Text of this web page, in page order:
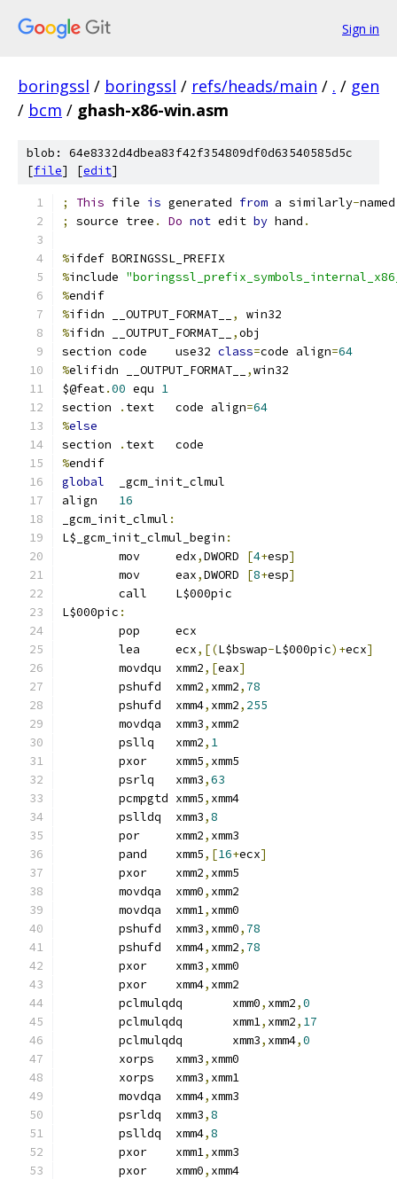
Sign in
boringssl / boringssl / refs/heads/main / . / gen
/ bcm / ghash-x86-win.asm
blob: 64e8332d4dbea83f42f354809df0d63540585d5c
[file] [edit]
; This file is generated from a similarly-
;
source tree . Do not edit by hand .
%ifdef BORINGSSL_PREFIX
%include
%endif
%ifidn __OUTPUT_FORMAT__ ,
win32
%ifidn __OUTPUT_FORMAT__ ,obj
section	code	use32 class=code align=64
%elifidn __OUTPUT_FORMAT__ ,win32
$@feat.00 equ 1
. text	code align=64
%else
.
text	code
%endif
global
	_gcm_init_clmul
16
_gcm_init_clmul :
L$_gcm_init_clmul_begin :
	mov	edx
,DWORD [4+esp]
	mov	eax
,DWORD [8+esp]
	call	L$000pic
L$000pic :
	pop	ecx
	lea	ecx
,[(L$bswap-L$000pic)+ecx]
	movdqu	xmm2
,[eax]
	pshufd	xmm2
, xmm2, 78
	pshufd	xmm4
, xmm2, 255
	movdqa	xmm3
, xmm2
	psllq	xmm2
, 1
	pxor	xmm5
, xmm5
	psrlq	xmm3
,63
	pcmpgtd	xmm5
, xmm4
	pslldq	xmm3
,8
	por	xmm2
, xmm3
	pand	xmm5
,[16+ecx]
	pxor	xmm2
, xmm5
	movdqa	xmm0
, xmm2
	movdqa	xmm1
, xmm0
	pshufd	xmm3
, xmm0, 78
	pshufd	xmm4
, xmm2, 78
	pxor	xmm3
, xmm0
	pxor	xmm4
, xmm2
	pclmulqdq	xmm0
, xmm2,0
	pclmulqdq	xmm1
, xmm2, 17
	pclmulqdq	xmm3
, xmm4,0
	xorps	xmm3
, xmm0
	xorps	xmm3
, xmm1
	movdqa	xmm4
, xmm3
	psrldq	xmm3
,8
	pslldq	xmm4
,8
	pxor	xmm1
, xmm3
	pxor	xmm0
, xmm4